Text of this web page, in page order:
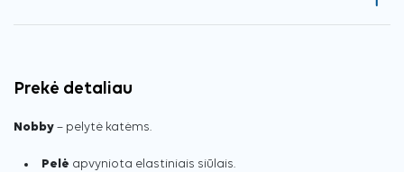
Prekė detaliau
Nobby – pelytė katėms.
Pelė apvyniota elastiniais siūlais.